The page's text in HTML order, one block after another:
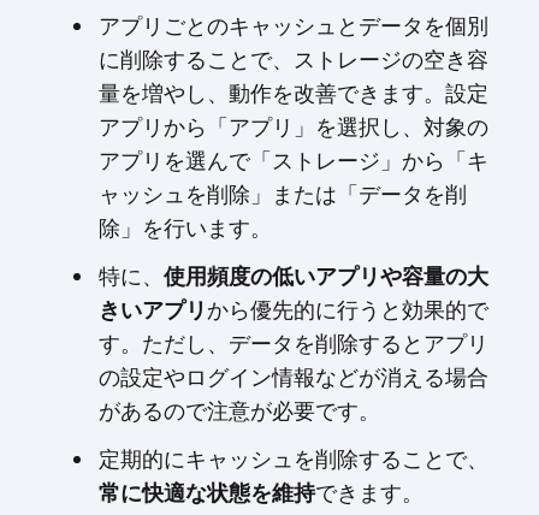
アプリごとのキャッシュとデータを個別
に削除することで、ストレージの空き容
量を増やし、動作を改善できます。設定
アプリから「アプリ」を選択し、対象の
アプリを選んで「ストレージ」から「キ
ャッシュを削除」または「データを削
除」を行います。
特に、
使用頻度の低いアプリや容量の大
きいアプリ から優先的に行うと効果的で
す。ただし、データを削除するとアプリ
の設定やログイン情報などが消える場合
があるので注意が必要です。
定期的にキャッシュを削除することで、
常に快適な状態を維持できます。